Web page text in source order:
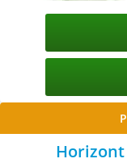
Horizont